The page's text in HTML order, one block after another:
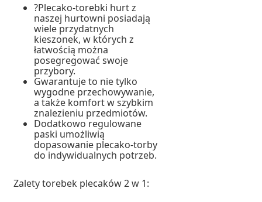
?Plecako-torebki hurt z
naszej hurtowni posiadają
wiele przydatnych
kieszonek, w których z
łatwością można
posegregować swoje
przybory.
Gwarantuje to nie tylko
wygodne przechowywanie,
a także komfort w szybkim
znalezieniu przedmiotów.
Dodatkowo regulowane
paski umożliwią
dopasowanie plecako-torby
do indywidualnych potrzeb.
Zalety torebek plecaków 2 w 1: